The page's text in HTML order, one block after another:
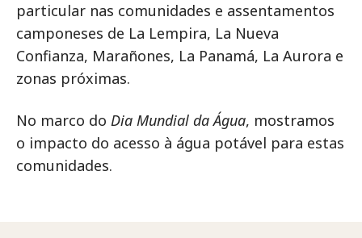
particular nas comunidades e assentamentos
camponeses de La Lempira, La Nueva
Confianza, Marañones, La Panamá, La Aurora e
zonas próximas.
No marco do Dia Mundial da Água, mostramos
o impacto do acesso à água potável para estas
comunidades.